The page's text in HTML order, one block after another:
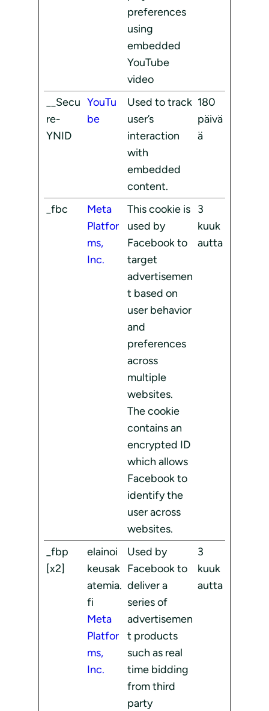
preferences
using
embedded
YouTube
video
__Secu
re-
YNID
YouTu
be
Used to track
user’s
interaction
with
embedded
content.
180
päivä
ä
_fbc
Meta
Platfor
ms,
Inc.
This cookie is
used by
Facebook to
target
advertisemen
t based on
user behavior
and
preferences
across
multiple
websites.
The cookie
contains an
encrypted ID
which allows
Facebook to
identify the
user across
websites.
3
kuuk
autta
_fbp
[x2]
elainoi
keusak
atemia.
fi
Meta
Platfor
ms,
Inc.
Used by
Facebook to
deliver a
series of
advertisemen
t products
such as real
time bidding
from third
party
3
kuuk
autta